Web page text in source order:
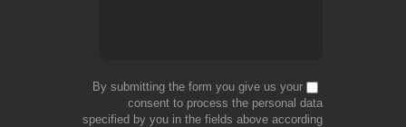
By submitting the form you give us your
consent to process the personal data
specified by you in the fields above according